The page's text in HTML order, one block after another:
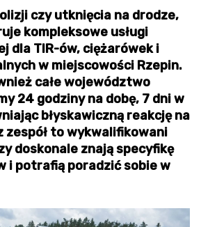
czy utknięcia na drodze,
kompleksowe usługi
dla TIR-ów, ciężarówek i
w miejscowości Rzepin.
całe województwo
24 godziny na dobę, 7 dni w
błyskawiczną reakcję na
zespół to wykwalifikowani
doskonale znają specyfikę
i potrafią poradzić sobie w